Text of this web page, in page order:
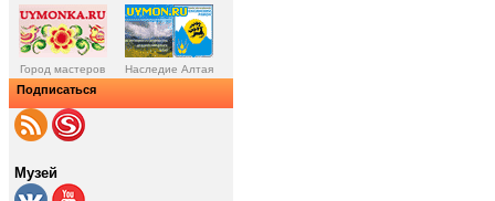
Город мастеров Наследие Алтая
Подписаться
Музей